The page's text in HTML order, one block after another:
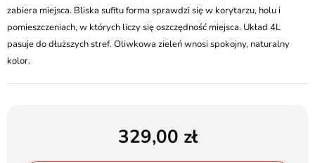
zabiera miejsca. Bliska sufitu forma sprawdzi się w korytarzu, holu i
pomieszczeniach, w których liczy się oszczędność miejsca. Układ 4L
pasuje do dłuższych stref. Oliwkowa zieleń wnosi spokojny, naturalny
kolor.
329,00